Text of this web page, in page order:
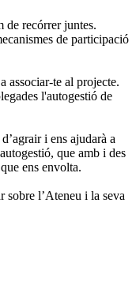
de recórrer juntes.
de participació
associar-te al projecte.
l'autogestió de
i ens ajudarà a
que amb i des
ens envolta.
sobre l’Ateneu i la seva